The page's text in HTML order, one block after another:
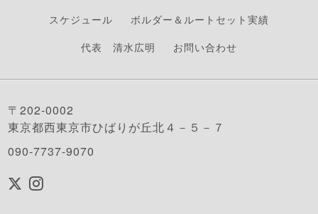
スケジュール
ボルダー＆ルートセット実績
代表 清水広明
お問い合わせ
〒202-0002
東京都西東京市ひばりが丘北４－５－７
090-7737-9070